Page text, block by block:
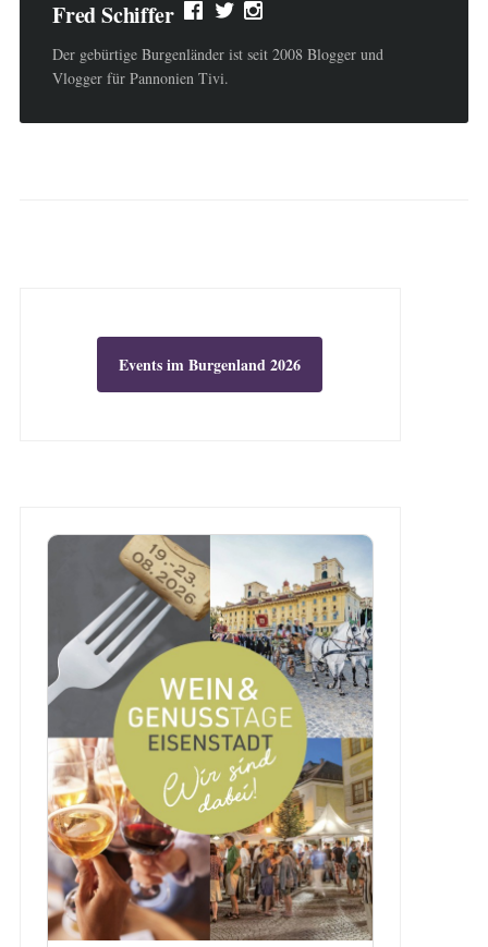
Fred Schiffer
Der gebürtige Burgenländer ist seit 2008 Blogger und
Vlogger für Pannonien Tivi.
Events im Burgenland 2026